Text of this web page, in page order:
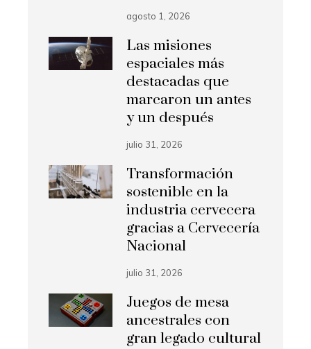
agosto 1, 2026
Las misiones
espaciales más
destacadas que
marcaron un antes
y un después
julio 31, 2026
Transformación
sostenible en la
industria cervecera
gracias a Cervecería
Nacional
julio 31, 2026
Juegos de mesa
ancestrales con
gran legado cultural